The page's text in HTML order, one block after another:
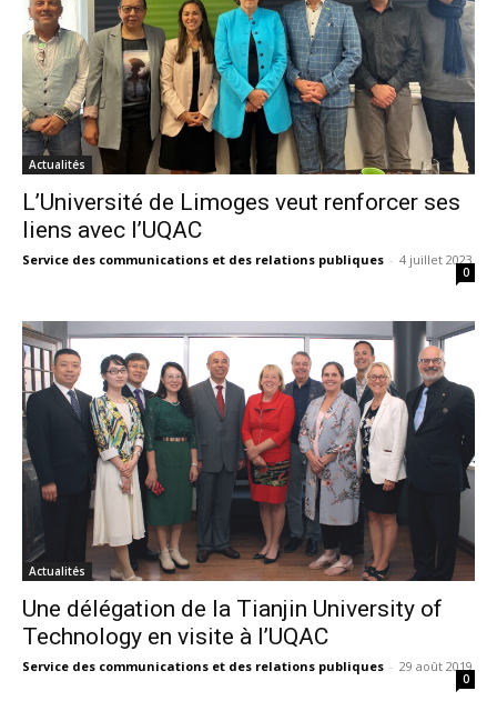
Actualités
L’Université de Limoges veut renforcer ses
liens avec l’UQAC
Service des communications et des relations publiques - 4 juillet 2023
0
Actualités
Une délégation de la Tianjin University of
Technology en visite à l’UQAC
Service des communications et des relations publiques - 29 août 2019
0